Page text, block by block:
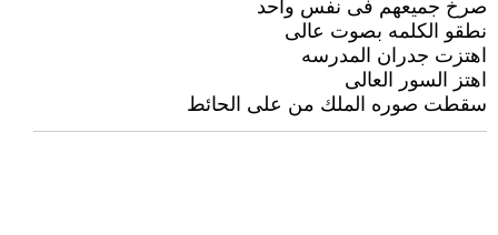
صرخ جميعهم فى نفس واحد
نطقو الكلمه بصوت عالى
اهتزت جدران المدرسه
اهتز السور العالى
سقطت صوره الملك من على الحائط